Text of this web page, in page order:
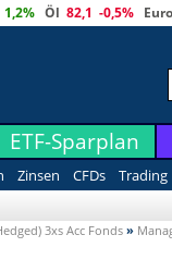
1,2% Öl 82,1 -0,5% Euro
ETF-Sparplan
Zinsen CFDs Trading
3xs Acc Fonds »